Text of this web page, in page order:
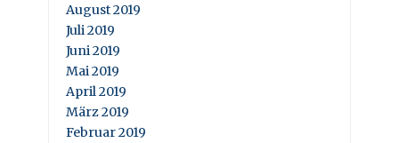
August 2019
Juli 2019
Juni 2019
Mai 2019
April 2019
März 2019
Februar 2019